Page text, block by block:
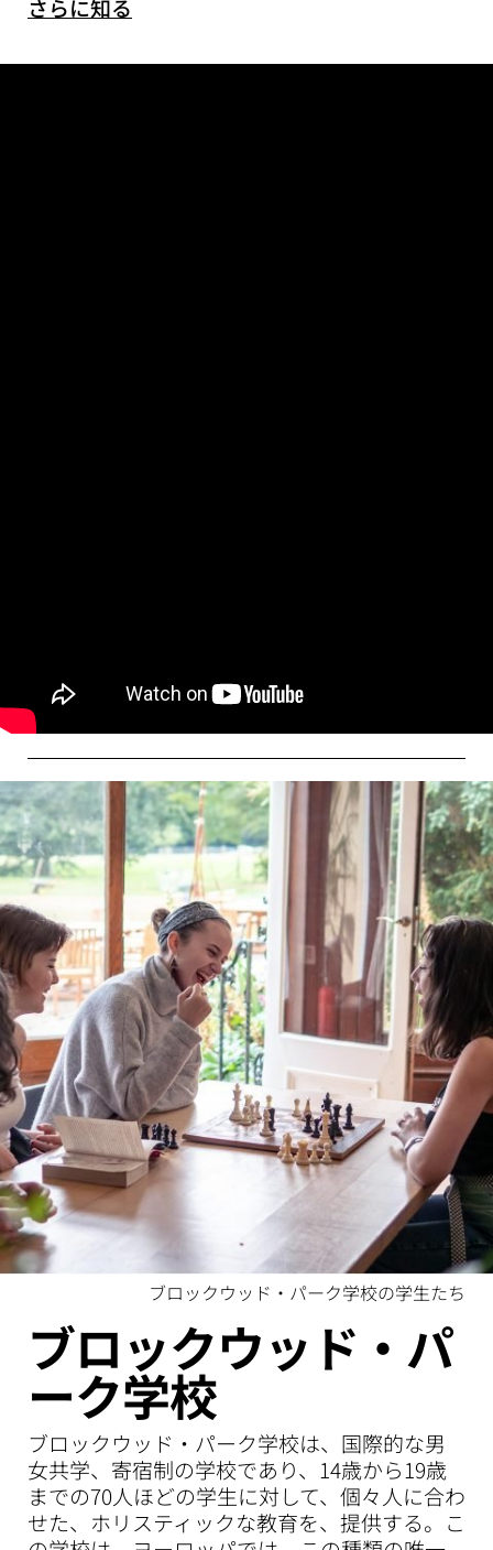
さらに知る
ブロックウッド・パーク学校の学生たち
ブロックウッド・パ
ーク学校
ブロックウッド・パーク学校は、国際的な男
女共学、寄宿制の学校であり、14歳から19歳
までの70人ほどの学生に対して、個々人に合わ
せた、ホリスティックな教育を、提供する。こ